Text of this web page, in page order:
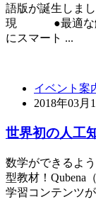
語版が誕生しま
現 ●最適な解
にスマート ...
イベント案
2018年03月
世界初の人工
数学ができるよ
型教材！Qubena
学習コンテンツ